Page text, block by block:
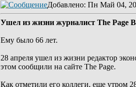
Добавлено: Пн Май 04,
Ушел из жизни журналист The Page
Ему было 66 лет.
28 апреля ушел из жизни редактор
этом сообщили на сайте The Page.
Как отметили его коллеги, еще утром